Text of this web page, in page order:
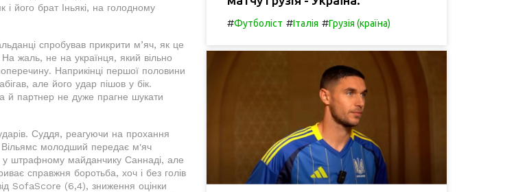
і його брат Іньякі, на голодному
спробував прикрити м’яч, як це
жаль, не на українця, який вільно
Наприкінці першої половини
але його удар пішов у бік.
й партнер не дуже прагне шукати
Суддя, реагуючи на прохання
Вільямс молодший передає м'яч
у штрафному майданчику Саннаді, але
справжня боротьба, хоч і без голів
SofaScore (6,4), зниження оцінки
#Футболіст #Італія #Грузія (країна)